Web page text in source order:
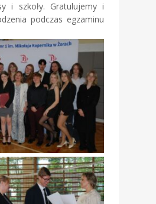
i szkoły. Gratulujemy i
podczas egzaminu